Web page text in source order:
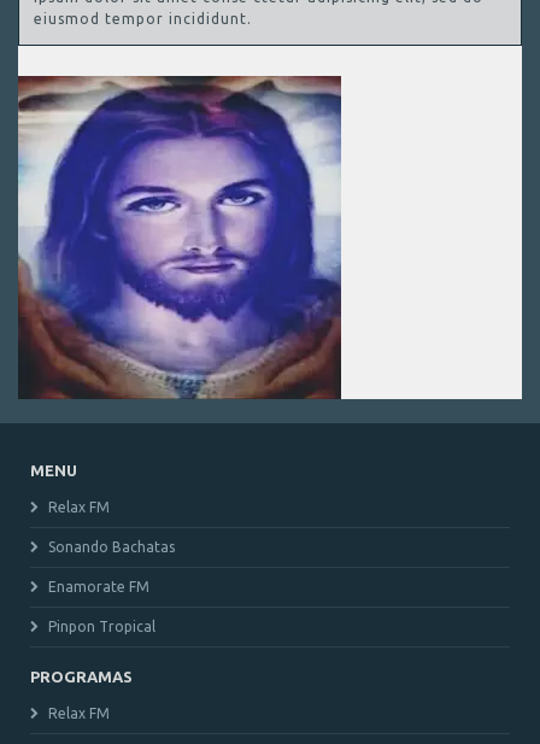
eiusmod tempor incididunt.
MENU
Relax FM
Sonando Bachatas
Enamorate FM
Pinpon Tropical
PROGRAMAS
Relax FM